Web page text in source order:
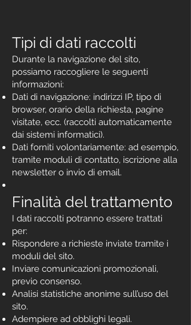
Tipi di dati raccolti
Durante la navigazione del sito,
possiamo raccogliere le seguenti
informazioni:
Dati di navigazione: indirizzi IP, tipo di
browser, orario della richiesta, pagine
visitate, ecc. (raccolti automaticamente
dai sistemi informatici).
Dati forniti volontariamente: ad esempio,
tramite moduli di contatto, iscrizione alla
newsletter o invio di email.
Finalità del trattamento
I dati raccolti potranno essere trattati
per:
Rispondere a richieste inviate tramite i
moduli del sito.
Inviare comunicazioni promozionali,
previo consenso.
Analisi statistiche anonime sull’uso del
sito.
Adempiere ad obblighi legali.